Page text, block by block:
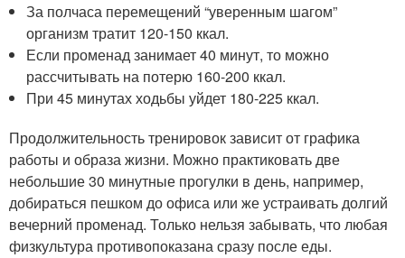
За полчаса перемещений “уверенным шагом”
организм тратит 120-150 ккал.
Если променад занимает 40 минут, то можно
рассчитывать на потерю 160-200 ккал.
При 45 минутах ходьбы уйдет 180-225 ккал.
Продолжительность тренировок зависит от графика
работы и образа жизни. Можно практиковать две
небольшие 30 минутные прогулки в день, например,
добираться пешком до офиса или же устраивать долгий
вечерний променад. Только нельзя забывать, что любая
физкультура противопоказана сразу после еды.